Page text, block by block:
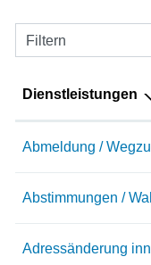
Filtern
Dienstleistungen
Abmeldung /
Abstimmungen /
Adressänderung